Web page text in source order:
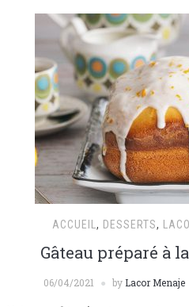
ACCUEIL , DESSERTS,
Gâteau préparé à
06/04/2021 by Lacor Menaje